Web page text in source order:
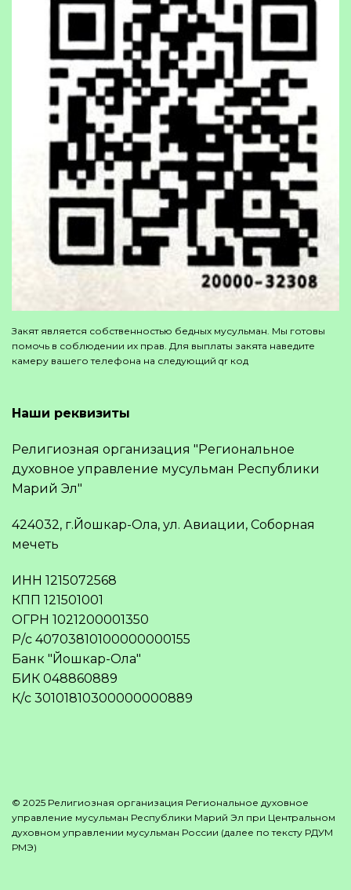
Закят является собственностью бедных мусульман. Мы готовы
помочь в соблюдении их прав. Для выплаты закята наведите
камеру вашего телефона на следующий qr код
Наши реквизиты
Религиозная организация "Региональное
духовное управление мусульман Республики
Марий Эл"
424032, г.Йошкар-Ола, ул. Авиации, Соборная
мечеть
ИНН 1215072568
КПП 121501001
ОГРН 1021200001350
Р/с 40703810100000000155
Банк "Йошкар-Ола"
БИК 048860889
К/с 30101810300000000889
© 2025 Религиозная организация Региональное духовное
управление мусульман Республики Марий Эл при Центральном
духовном управлении мусульман России (далее по тексту РДУМ
РМЭ)